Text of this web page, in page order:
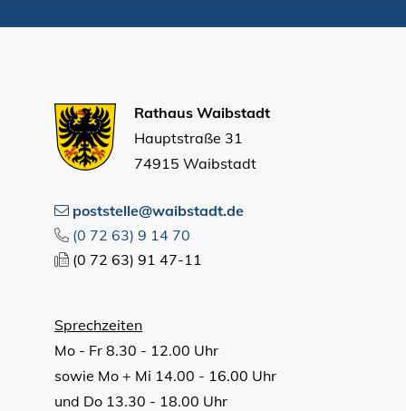
Rathaus Waibstadt
Hauptstraße 31
74915 Waibstadt
poststelle@waibstadt.de
(0 72 63) 9 14 70
(0 72 63) 91 47-11
Sprechzeiten
Mo - Fr 8.30 - 12.00 Uhr
sowie Mo + Mi 14.00 - 16.00 Uhr
und Do 13.30 - 18.00 Uhr